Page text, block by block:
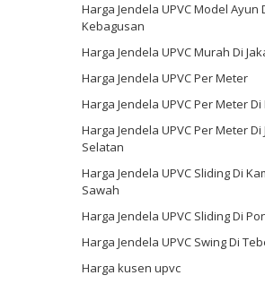
Harga Jendela UPVC Model Ayun
Kebagusan
Harga Jendela UPVC Murah Di
Harga Jendela UPVC Per Meter
Harga Jendela UPVC Per Meter Di
Harga Jendela UPVC Per Meter Di
Selatan
Harga Jendela UPVC Sliding Di
Sawah
Harga Jendela UPVC Sliding Di
Harga Jendela UPVC Swing Di
Harga kusen upvc